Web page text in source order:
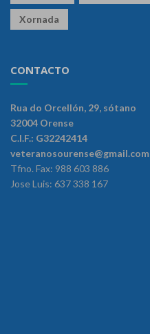
Xornada
CONTACTO
Rua do Orcellón, 29, sótano
32004 Orense
C.I.F.: G32242414
veteranosourense@gmail.com
Tfno. Fax: 988 603 886
Jose Luis: 637 338 167